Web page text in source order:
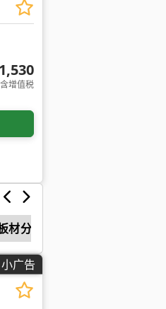
增值税
材分割锯，切割长度
小广告